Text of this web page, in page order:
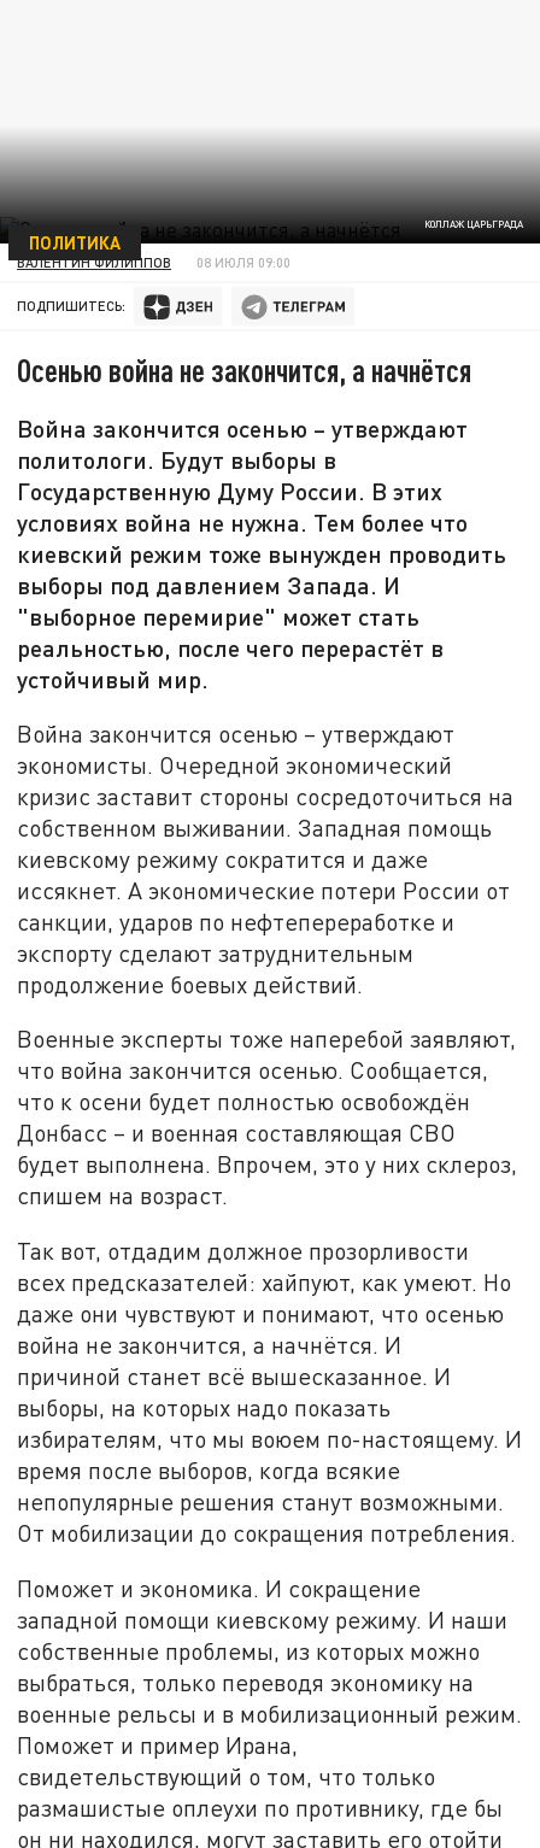
КОЛЛАЖ ЦАРЬГРАДА
ПОЛИТИКА
ВАЛЕНТИН ФИЛИППОВ 08 ИЮЛЯ 09:00
ПОДПИШИТЕСЬ:
Осенью война не закончится, а начнётся
Война закончится осенью – утверждают
политологи. Будут выборы в
Государственную Думу России. В этих
условиях война не нужна. Тем более что
киевский режим тоже вынужден проводить
выборы под давлением Запада. И
"выборное перемирие" может стать
реальностью, после чего перерастёт в
устойчивый мир.
Война закончится осенью – утверждают
экономисты. Очередной экономический
кризис заставит стороны сосредоточиться на
собственном выживании. Западная помощь
киевскому режиму сократится и даже
иссякнет. А экономические потери России от
санкции, ударов по нефтепереработке и
экспорту сделают затруднительным
продолжение боевых действий.
Военные эксперты тоже наперебой заявляют,
что война закончится осенью. Сообщается,
что к осени будет полностью освобождён
Донбасс – и военная составляющая СВО
будет выполнена. Впрочем, это у них склероз,
спишем на возраст.
Так вот, отдадим должное прозорливости
всех предсказателей: хайпуют, как умеют. Но
даже они чувствуют и понимают, что осенью
война не закончится, а начнётся. И
причиной станет всё вышесказанное. И
выборы, на которых надо показать
избирателям, что мы воюем по-настоящему. И
время после выборов, когда всякие
непопулярные решения станут возможными.
От мобилизации до сокращения потребления.
Поможет и экономика. И сокращение
западной помощи киевскому режиму. И наши
собственные проблемы, из которых можно
выбраться, только переводя экономику на
военные рельсы и в мобилизационный режим.
Поможет и пример Ирана,
свидетельствующий о том, что только
размашистые оплеухи по противнику, где бы
он ни находился, могут заставить его отойти